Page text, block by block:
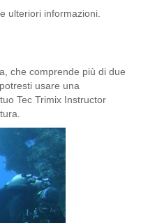
ulteriori informazioni.
che comprende più di due
usare una
Tec Trimix Instructor